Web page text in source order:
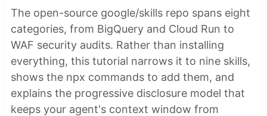
The open-source google/skills repo spans eight
categories, from BigQuery and Cloud Run to
WAF security audits. Rather than installing
everything, this tutorial narrows it to nine skills,
shows the npx commands to add them, and
explains the progressive disclosure model that
keeps your agent's context window from